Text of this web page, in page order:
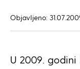
Objavljeno:
U 2009.